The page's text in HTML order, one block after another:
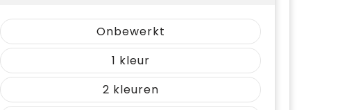
Onbewerkt
1
2